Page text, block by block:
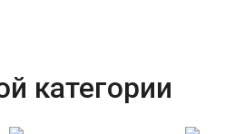
категории